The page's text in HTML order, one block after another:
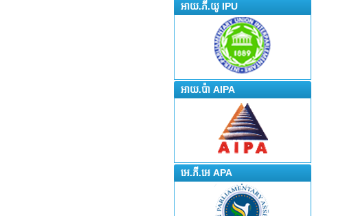
អាយ.ភី.យូ IPU
អាយ.ប៉ា AIPA
អេ.ភី.អេ APA